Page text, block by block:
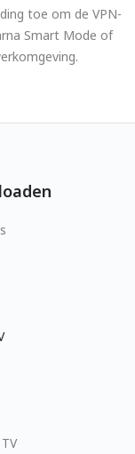
toe om de VPN-
Smart Mode of